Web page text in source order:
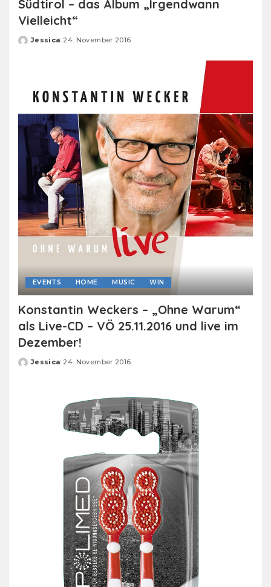
Südtirol – das Album „Irgendwann
Vielleicht“
Posted
Jessica 24. November 2016
EVENTS HOME MUSIC WIN
Konstantin Weckers – „Ohne Warum“
als Live-CD – VÖ 25.11.2016 und live im
Dezember!
Posted
Jessica 24. November 2016